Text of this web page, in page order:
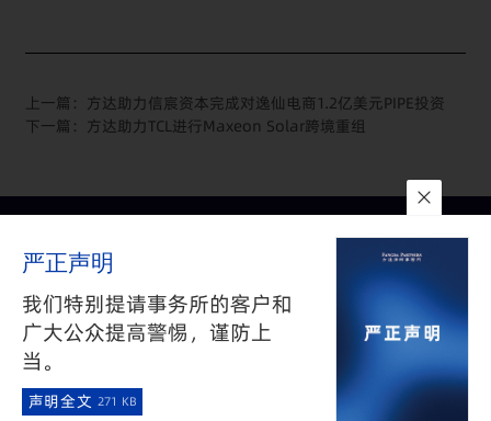
上一篇： 方达助力信宸资本完成对逸仙电商1.2亿美元PIPE投资
下一篇： 方达助力TCL进行Maxeon Solar跨境重组
沪ICP备05009743号-1
沪公网安备 31010602002626号
©2025 FANGDA PARTNERS. ALL RIGHTS RESERVED 上海市方达
律师事务所版权所有
严正声明
我们特别提请事务所的客户和
广大公众提高警惕，谨防上
当。
声明全文 271 KB